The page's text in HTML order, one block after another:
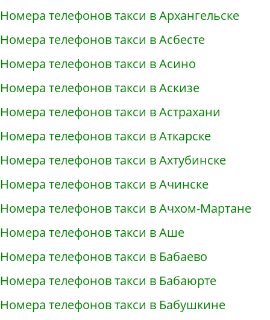
Номера телефонов такси в Архангельске
Номера телефонов такси в Асбесте
Номера телефонов такси в Асино
Номера телефонов такси в Аскизе
Номера телефонов такси в Астрахани
Номера телефонов такси в Аткарске
Номера телефонов такси в Ахтубинске
Номера телефонов такси в Ачинске
Номера телефонов такси в Ачхом-Мартане
Номера телефонов такси в Аше
Номера телефонов такси в Бабаево
Номера телефонов такси в Бабаюрте
Номера телефонов такси в Бабушкине